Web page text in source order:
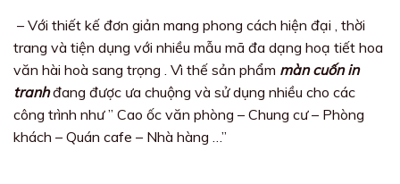
– Với thiết kế đơn giản mang phong cách hiện đại , thời
trang và tiện dụng với nhiều mẫu mã đa dạng hoạ tiết hoa
văn hài hoà sang trọng . Vì thế sản phẩm màn cuốn in
tranhđang được ưa chuộng và sử dụng nhiều cho các
công trình như ” Cao ốc văn phòng – Chung cư – Phòng
khách – Quán cafe – Nhà hàng …”